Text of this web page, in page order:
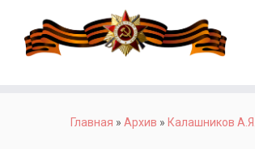
Главная » Архив » Калашников А.Я.